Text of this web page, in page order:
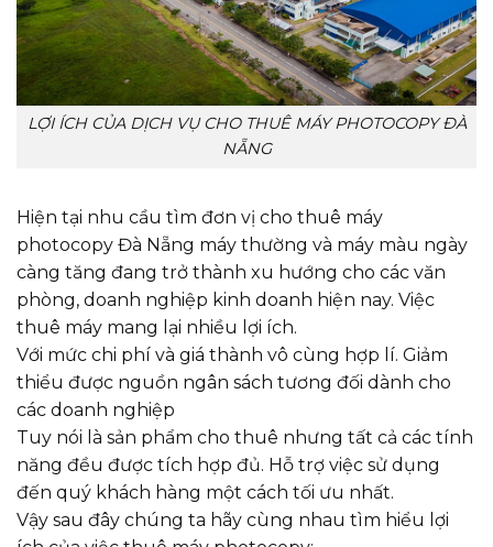
LỢI ÍCH CỦA DỊCH VỤ CHO THUÊ MÁY PHOTOCOPY ĐÀ
NẴNG
Hiện tại nhu cầu tìm đơn vị cho thuê máy
photocopy Đà Nẵng máy thường và máy màu ngày
càng tăng đang trở thành xu hướng cho các văn
phòng, doanh nghiệp kinh doanh hiện nay. Việc
thuê máy mang lại nhiều lợi ích.
Với mức chi phí và giá thành vô cùng hợp lí. Giảm
thiểu được nguồn ngân sách tương đối dành cho
các doanh nghiệp
Tuy nói là sản phẩm cho thuê nhưng tất cả các tính
năng đều được tích hợp đủ. Hỗ trợ việc sử dụng
đến quý khách hàng một cách tối ưu nhất.
Vậy sau đây chúng ta hãy cùng nhau tìm hiểu lợi